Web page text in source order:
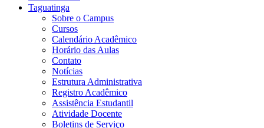
Taguatinga
Sobre o Campus
Cursos
Calendário Acadêmico
Horário das Aulas
Contato
Notícias
Estrutura Administrativa
Registro Acadêmico
Assistência Estudantil
Atividade Docente
Boletins de Serviço